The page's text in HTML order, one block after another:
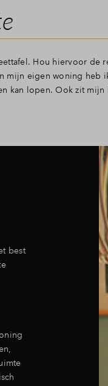
Hou hiervoor de
eigen woning heb
kan lopen. Ook zit mijn
best